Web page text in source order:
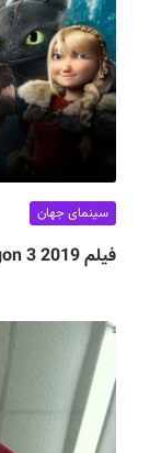
سینمای جهان
فیلم How To Train Your Dragon 3 2019